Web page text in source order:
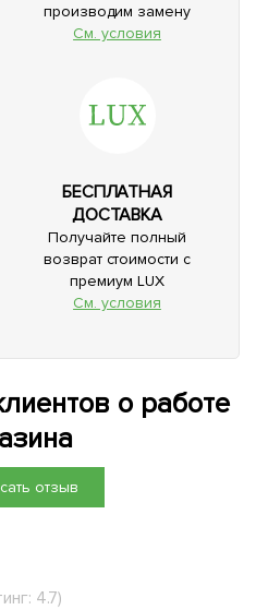
производим замену
См. условия
БЕСПЛАТНАЯ
ДОСТАВКА
Получайте полный
возврат стоимости с
премиум LUX
См. условия
о работе
отзыв
4.7)